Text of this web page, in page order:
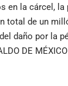
en la cárcel, la
total de un
daño por la
DE MÉXICO